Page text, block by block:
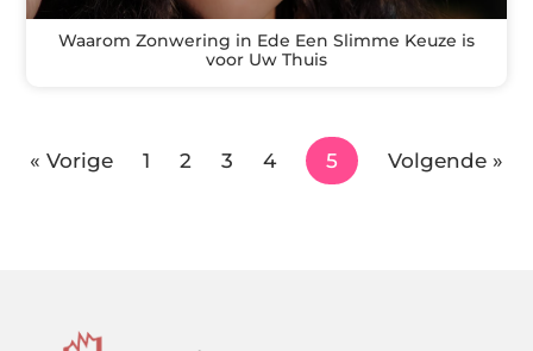
Waarom Zonwering in Ede Een Slimme Keuze is
voor Uw Thuis
« Vorige 1 2 3 4 5 Volgende »